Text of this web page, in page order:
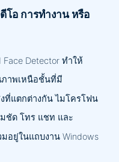
โอ การทำงาน หรือ
Detector ทำให้
าพเหนือชั้นที่มี
ที่แตกต่างกัน ไมโครโฟน
มชัด โทร แชท และ
อยู่ในแถบงาน Windows